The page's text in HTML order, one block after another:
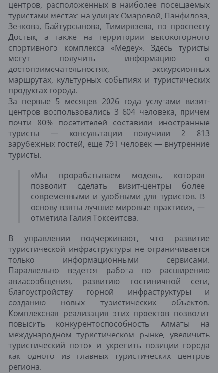
центров, расположенных в наиболее посещаемых
туристами местах: на улицах Омаровой, Панфилова,
Зенкова, Байтурсынова, Тимирязева, по проспекту
Достык, а также на территории высокогорного
спортивного комплекса «Медеу». Здесь туристы
могут получить информацию о
достопримечательностях, экскурсионных
маршрутах, культурных событиях и туристических
продуктах города.
За первые 5 месяцев 2026 года услугами визит-
центров воспользовались 3 604 человека, причем
почти 80% посетителей составили иностранные
туристы — консультации получили 2 813
зарубежных гостей, еще 791 человек — внутренние
туристы.
«Мы прорабатываем модель, которая
позволит сделать визит-центры более
современными и удобными для туристов. В
основу взяты лучшие мировые практики», —
отметила Галия Токсеитова.
В управлении подчеркивают, что развитие
туристической инфраструктуры не ограничивается
только информационными сервисами.
Параллельно ведется работа по расширению
авиасообщения, развитию гостиничной сети,
благоустройству горной инфраструктуры и
созданию новых туристических объектов.
Комплексная реализация этих проектов позволит
повысить конкурентоспособность Алматы на
международном туристическом рынке, увеличить
туристический поток и укрепить позиции города
как одного из главных туристических центров
региона.